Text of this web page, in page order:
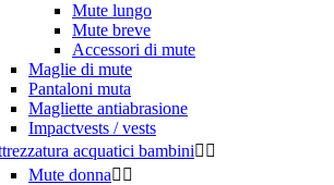
Mute lungo
Mute breve
Accessori di mute
Maglie di mute
Pantaloni muta
Magliette antiabrasione
Impactvests / vests
acquatici bambini 
Mute donna 